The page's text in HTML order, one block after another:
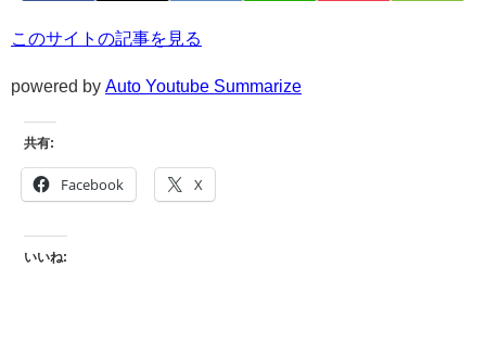
このサイトの記事を見る
powered by Auto Youtube Summarize
共有:
Facebook X
いいね: